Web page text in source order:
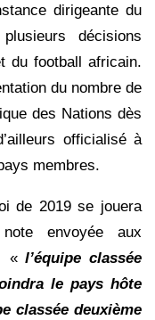
dirigeante du
décisions
du football africain.
du nombre de
des Nations dès
officialisé à
membres.
de 2019 se jouera
envoyée aux
«l’équipe classée
le pays hôte
classée deuxième